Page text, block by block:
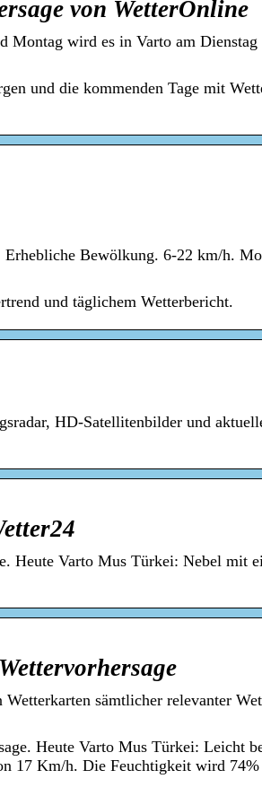
von WetterOnline
Montag wird es in Varto am
und die kommenden Tage mit
Bewölkung. 6-22 km/h.
und täglichem Wetterbericht.
HD-Satellitenbilder und
Heute Varto Mus Türkei: Nebel mit
sämtlicher relevanter
Heute Varto Mus Türkei: Leicht
17 Km/h. Die Feuchtigkeit wird